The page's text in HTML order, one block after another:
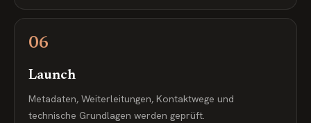
06
Launch
Metadaten, Weiterleitungen, Kontaktwege und
technische Grundlagen werden geprüft.